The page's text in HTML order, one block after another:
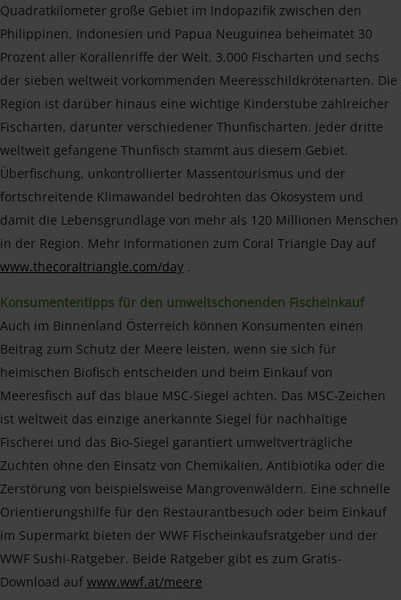
Quadratkilometer große Gebiet im Indopazifik zwischen den
Philippinen, Indonesien und Papua Neuguinea beheimatet 30
Prozent aller Korallenriffe der Welt, 3.000 Fischarten und sechs
der sieben weltweit vorkommenden Meeresschildkrötenarten. Die
Region ist darüber hinaus eine wichtige Kinderstube zahlreicher
Fischarten, darunter verschiedener Thunfischarten. Jeder dritte
weltweit gefangene Thunfisch stammt aus diesem Gebiet.
Überfischung, unkontrollierter Massentourismus und der
fortschreitende Klimawandel bedrohten das Ökosystem und
damit die Lebensgrundlage von mehr als 120 Millionen Menschen
in der Region. Mehr Informationen zum Coral Triangle Day auf
www.thecoraltriangle.com/day .
Konsumententipps für den umweltschonenden Fischeinkauf
Auch im Binnenland Österreich können Konsumenten einen
Beitrag zum Schutz der Meere leisten, wenn sie sich für
heimischen Biofisch entscheiden und beim Einkauf von
Meeresfisch auf das blaue MSC-Siegel achten. Das MSC-Zeichen
ist weltweit das einzige anerkannte Siegel für nachhaltige
Fischerei und das Bio-Siegel garantiert umweltverträgliche
Zuchten ohne den Einsatz von Chemikalien, Antibiotika oder die
Zerstörung von beispielsweise Mangrovenwäldern. Eine schnelle
Orientierungshilfe für den Restaurantbesuch oder beim Einkauf
im Supermarkt bieten der WWF Fischeinkaufsratgeber und der
WWF Sushi-Ratgeber. Beide Ratgeber gibt es zum Gratis-
Download auf www.wwf.at/meere